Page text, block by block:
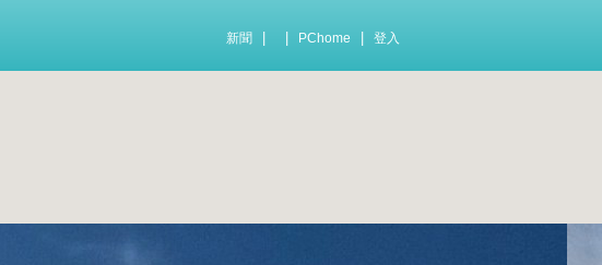
新聞 PChome 登入